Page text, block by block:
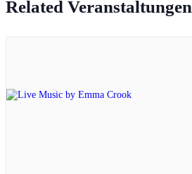
Related Veranstaltungen